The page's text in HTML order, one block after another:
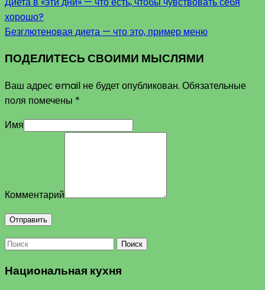
хорошо?
Безглютеновая диета — что это, пример меню
ПОДЕЛИТЕСЬ СВОИМИ МЫСЛЯМИ
Ваш адрес email не будет опубликован. Обязательные
поля помечены *
Имя
Комментарий
Поиск
Национальная кухня